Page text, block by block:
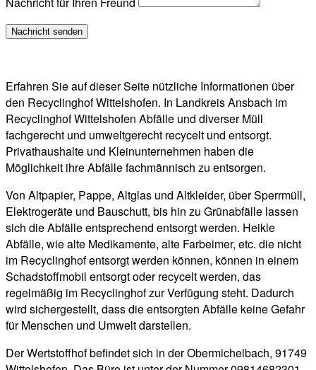
Erfahren Sie auf dieser Seite nützliche Informationen über
den Recyclinghof Wittelshofen. In Landkreis Ansbach im
Recyclinghof Wittelshofen Abfälle und diverser Müll
fachgerecht und umweltgerecht recycelt und entsorgt.
Privathaushalte und Kleinunternehmen haben die
Möglichkeit ihre Abfälle fachmännisch zu entsorgen.
Von Altpapier, Pappe, Altglas und Altkleider, über Sperrmüll,
Elektrogeräte und Bauschutt, bis hin zu Grünabfälle lassen
sich die Abfälle entsprechend entsorgt werden. Heikle
Abfälle, wie alte Medikamente, alte Farbeimer, etc. die nicht
im Recyclinghof entsorgt werden können, können in einem
Schadstoffmobil entsorgt oder recycelt werden, das
regelmäßig im Recyclinghof zur Verfügung steht. Dadurch
wird sichergestellt, dass die entsorgten Abfälle keine Gefahr
für Menschen und Umwelt darstellen.
Der Wertstoffhof befindet sich in der Obermichelbach, 91749